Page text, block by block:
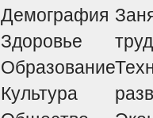
Демография
Здоровье
Образование
Культура
труд